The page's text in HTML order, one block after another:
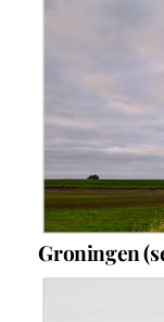
Groningen